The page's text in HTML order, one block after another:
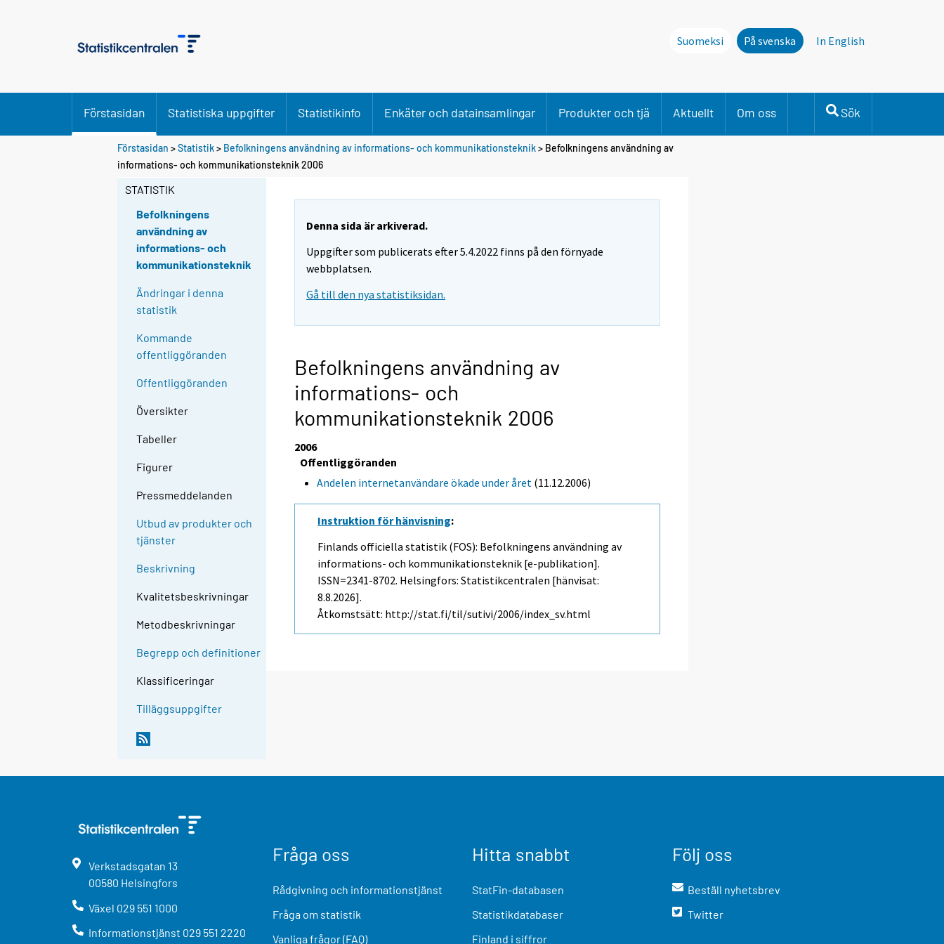
Suomeksi På svenska In English
Förstasidan Statistiska uppgifter Statistikinfo Enkäter och datainsamlingar Produkter och tjä Aktuellt Om oss Sök
Förstasidan >Statistik> Befolkningens användning av informations- och kommunikationsteknik> Befolkningens användning av
informations- och kommunikationsteknik 2006
STATISTIK
Befolkningens
användning av
informations- och
kommunikationsteknik
Ändringar i denna
statistik
Kommande
offentliggöranden
Offentliggöranden
Översikter
Tabeller
Figurer
Pressmeddelanden
Utbud av produkter och
tjänster
Beskrivning
Kvalitetsbeskrivningar
Metodbeskrivningar
Begrepp och definitioner
Klassificeringar
Tilläggsuppgifter
Denna sida är arkiverad.
Uppgifter som publicerats efter 5.4.2022 finns på den förnyade
webbplatsen.
Gå till den nya statistiksidan.
Befolkningens användning av
informations- och
kommunikationsteknik 2006
2006
Offentliggöranden
Andelen internetanvändare ökade under året (11.12.2006)
Instruktion för hänvisning:
Finlands officiella statistik (FOS): Befolkningens användning av
informations- och kommunikationsteknik [e-publikation].
ISSN=2341-8702. Helsingfors: Statistikcentralen [hänvisat:
8.8.2026].
Åtkomstsätt: http://stat.fi/til/sutivi/2006/index_sv.html
Verkstadsgatan 13
00580 Helsingfors
Växel 029 551 1000
Informationstjänst 029 551 2220
Fråga oss
Rådgivning och informationstjänst
Fråga om statistik
Vanliga frågor (FAQ)
Hitta snabbt
StatFin-databasen
Statistikdatabaser
Finland i siffror
Följ oss
Beställ nyhetsbrev
Twitter